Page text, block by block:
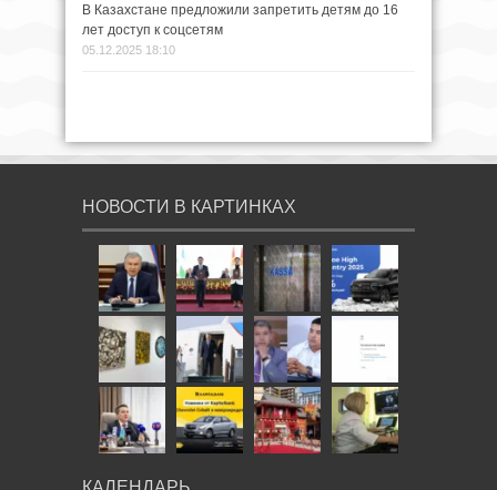
В Казахстане предложили запретить детям до 16
лет доступ к соцсетям
05.12.2025 18:10
НОВОСТИ В КАРТИНКАХ